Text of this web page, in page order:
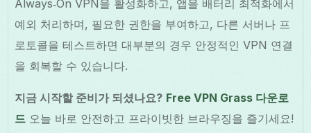
Always‑On VPN을 활성화하고, 앱을 배터리 최적화에서
예외 처리하며, 필요한 권한을 부여하고, 다른 서버나 프
로토콜을 테스트하면 대부분의 경우 안정적인 VPN 연결
을 회복할 수 있습니다.
지금 시작할 준비가 되셨나요? Free VPN Grass 다운로
드 오늘 바로 안전하고 프라이빗한 브라우징을 즐기세요!